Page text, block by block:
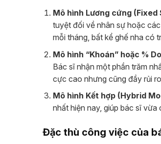
Mô hình Lương cứng (Fixed
tuyệt đối về nhân sự hoặc
mỗi tháng, bất kể ghế nha có
Mô hình “Khoán” hoặc %
Bác sĩ nhận một phần trăm
cực cao nhưng cũng đầy rủi
Mô hình Kết hợp (Hybrid
nhất hiện nay, giúp bác sĩ vừa
Đặc thù công việc của